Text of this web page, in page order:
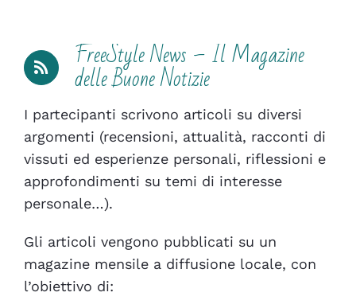
FreeStyle News – Il Magazine
delle Buone Notizie
I partecipanti scrivono articoli su diversi
argomenti (recensioni, attualità, racconti di
vissuti ed esperienze personali, riflessioni e
approfondimenti su temi di interesse
personale…).
Gli articoli vengono pubblicati su un
magazine mensile a diffusione locale, con
l’obiettivo di: